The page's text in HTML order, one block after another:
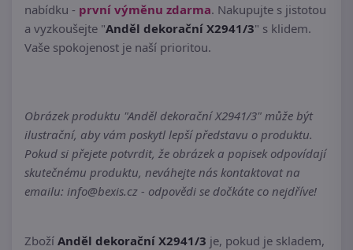
nabídku - první výměnu zdarma. Nakupujte s jistotou
a vyzkoušejte "Anděl dekorační X2941/3" s klidem.
Vaše spokojenost je naší prioritou.
Obrázek produktu "Anděl dekorační X2941/3" může být
ilustrační, aby vám poskytl lepší představu o produktu.
Pokud si přejete potvrdit, že obrázek a popisek odpovídají
skutečnému produktu, neváhejte nás kontaktovat na
emailu: info@bexis.cz - odpovědi se dočkáte co nejdříve!
Zboží Anděl dekorační X2941/3 je, pokud je skladem,